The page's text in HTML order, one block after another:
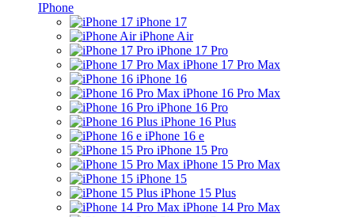
IPhone
iPhone 17
iPhone Air
iPhone 17 Pro
iPhone 17 Pro Max
iPhone 16
iPhone 16 Pro Max
iPhone 16 Pro
iPhone 16 Plus
iPhone 16 e
iPhone 15 Pro
iPhone 15 Pro Max
iPhone 15
iPhone 15 Plus
iPhone 14 Pro Max